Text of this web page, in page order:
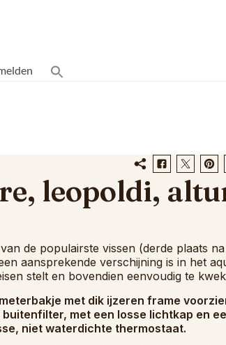
leopoldi,
de populairste vissen (derde plaats
aansprekende verschijning is in het
stelt en bovendien eenvoudig te
met dik ijzeren frame
met een losse lichtkap en
niet waterdichte thermostaat.